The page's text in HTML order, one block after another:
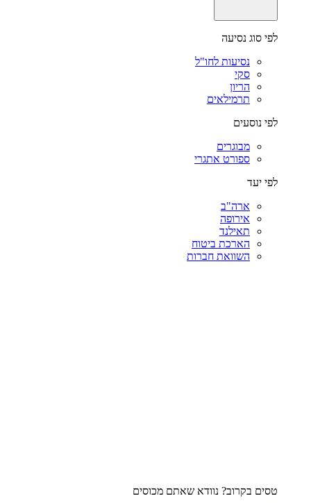
לפי סוג נסיעה
נסיעות לחו"ל
סקי
הריון
תרמילאים
לפי נוסעים
מבוגרים
ספורט אתגרי
לפי יעד
ארה"ב
אירופה
תאילנד
הארכת ביטוח
השוואת חברות
טסים בקרוב? נוודא שאתם מכוסים